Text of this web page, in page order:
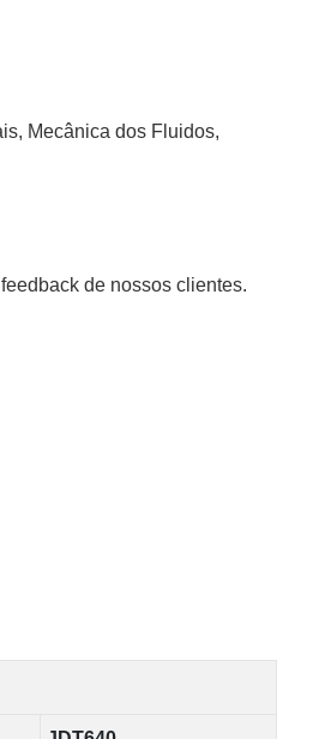
Mecânica dos Fluidos,
de nossos clientes.